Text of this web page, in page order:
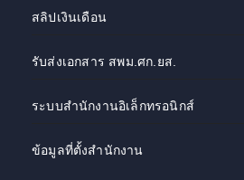
สลิปเงินเดือน
รับส่งเอกสาร สพม.ศก.ยส.
ระบบสำนักงานอิเล็กทรอนิกส์
ข้อมูลที่ตั้งสำนักงาน